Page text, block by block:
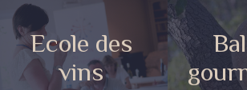
Ecole des
vins